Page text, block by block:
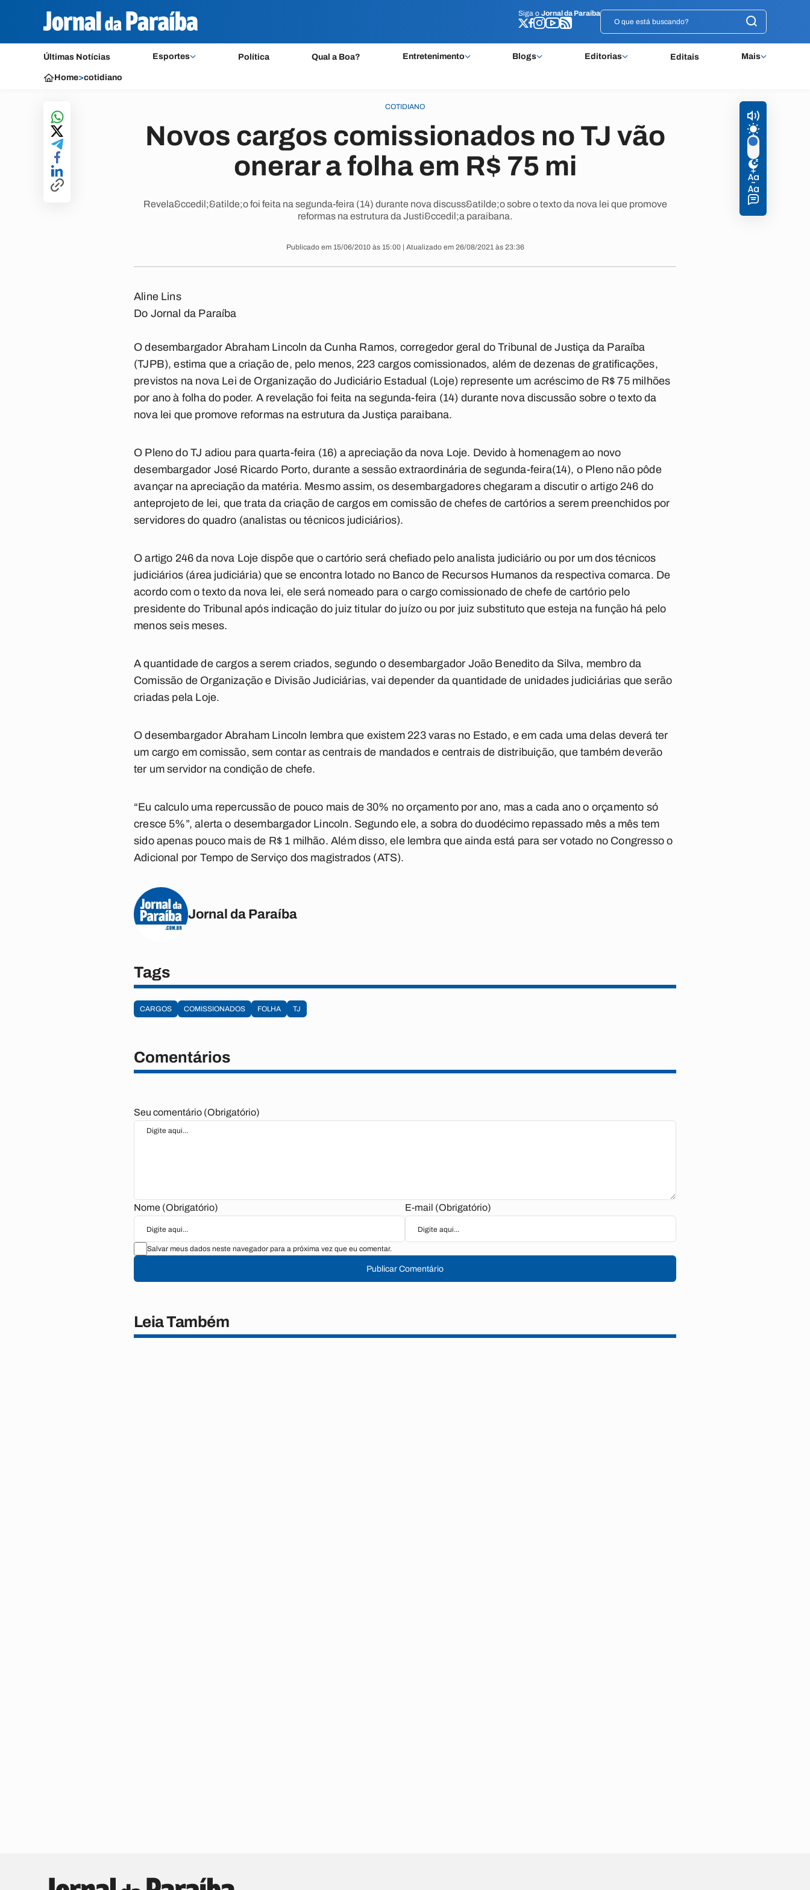
Siga o Jornal da Paraíba
Últimas Notícias Esportes Política Qual a Boa? Entretenimento Blogs Editorias Editais Mais
Siga o Jornal da Paraíba
Home>cotidiano
COTIDIANO
Novos cargos comissionados no TJ vão
onerar a folha em R$ 75 mi
Revela&ccedil;&atilde;o foi feita na segunda-feira (14) durante nova discuss&atilde;o sobre o texto da nova lei que promove
reformas na estrutura da Justi&ccedil;a paraibana.
Publicado em 15/06/2010 às 15:00 | Atualizado em 26/08/2021 às 23:36
Aline Lins
Do Jornal da Paraíba
O desembargador Abraham Lincoln da Cunha Ramos, corregedor geral do Tribunal de Justiça da Paraíba
(TJPB), estima que a criação de, pelo menos, 223 cargos comissionados, além de dezenas de gratificações,
previstos na nova Lei de Organização do Judiciário Estadual (Loje) represente um acréscimo de R$ 75 milhões
por ano à folha do poder. A revelação foi feita na segunda-feira (14) durante nova discussão sobre o texto da
nova lei que promove reformas na estrutura da Justiça paraibana.
O Pleno do TJ adiou para quarta-feira (16) a apreciação da nova Loje. Devido à homenagem ao novo
desembargador José Ricardo Porto, durante a sessão extraordinária de segunda-feira(14), o Pleno não pôde
avançar na apreciação da matéria. Mesmo assim, os desembargadores chegaram a discutir o artigo 246 do
anteprojeto de lei, que trata da criação de cargos em comissão de chefes de cartórios a serem preenchidos por
servidores do quadro (analistas ou técnicos judiciários).
O artigo 246 da nova Loje dispõe que o cartório será chefiado pelo analista judiciário ou por um dos técnicos
judiciários (área judiciária) que se encontra lotado no Banco de Recursos Humanos da respectiva comarca. De
acordo com o texto da nova lei, ele será nomeado para o cargo comissionado de chefe de cartório pelo
presidente do Tribunal após indicação do juiz titular do juízo ou por juiz substituto que esteja na função há pelo
menos seis meses.
A quantidade de cargos a serem criados, segundo o desembargador João Benedito da Silva, membro da
Comissão de Organização e Divisão Judiciárias, vai depender da quantidade de unidades judiciárias que serão
criadas pela Loje.
O desembargador Abraham Lincoln lembra que existem 223 varas no Estado, e em cada uma delas deverá ter
um cargo em comissão, sem contar as centrais de mandados e centrais de distribuição, que também deverão
ter um servidor na condição de chefe.
“Eu calculo uma repercussão de pouco mais de 30% no orçamento por ano, mas a cada ano o orçamento só
cresce 5%”, alerta o desembargador Lincoln. Segundo ele, a sobra do duodécimo repassado mês a mês tem
sido apenas pouco mais de R$ 1 milhão. Além disso, ele lembra que ainda está para ser votado no Congresso o
Adicional por Tempo de Serviço dos magistrados (ATS).
Jornal da Paraíba
Tags
CARGOS COMISSIONADOS FOLHA TJ
Comentários
Seu comentário (Obrigatório)
Nome (Obrigatório) E-mail (Obrigatório)
Salvar meus dados neste navegador para a próxima vez que eu comentar.
Publicar Comentário
Leia Também